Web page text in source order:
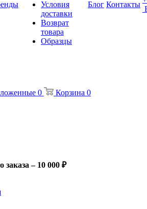
Условия
доставки
Возврат
товара
Образцы
Блог Контакты
0 Корзина 0
– 10 000 ₽